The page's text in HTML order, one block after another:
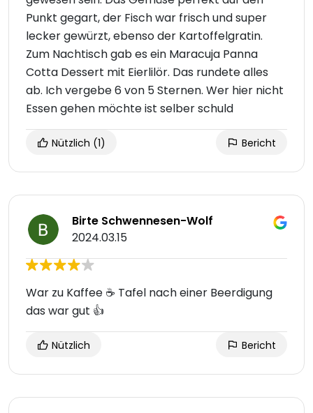
Punkt gegart, der Fisch war frisch und super
lecker gewürzt, ebenso der Kartoffelgratin.
Zum Nachtisch gab es ein Maracuja Panna
Cotta Dessert mit Eierlilör. Das rundete alles
ab. Ich vergebe 6 von 5 Sternen. Wer hier nicht
Essen gehen möchte ist selber schuld
Nützlich (1) Bericht
Birte Schwennesen-Wolf
2024.03.15
War zu Kaffee ☕️ Tafel nach einer Beerdigung
das war gut 👍
Nützlich Bericht